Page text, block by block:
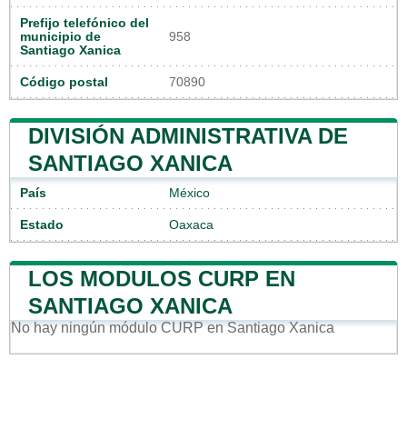
Prefijo telefónico del
municipio de
Santiago Xanica
958
Código postal 70890
DIVISIÓN ADMINISTRATIVA DE
SANTIAGO XANICA
País México
Estado Oaxaca
LOS MODULOS CURP EN
SANTIAGO XANICA
No hay ningún módulo CURP en Santiago Xanica